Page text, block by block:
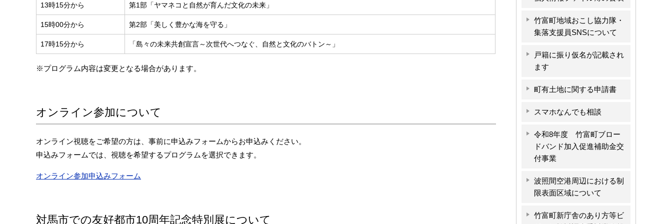
13時15分から 第1部「ヤマネコと自然が育んだ文化の未来」
15時00分から 第2部「美しく豊かな海を守る」
17時15分から 「島々の未来共創宣言～次世代へつなぐ、自然と文化のバトン～」
※プログラム内容は変更となる場合があります。
オンライン参加について
オンライン視聴をご希望の方は、事前に申込みフォームからお申込みください。
申込みフォームでは、視聴を希望するプログラムを選択できます。
オンライン参加申込みフォーム
対馬市での友好都市10周年記念特別展について
竹富町地域おこし協力隊・
集落支援員SNSについて
戸籍に振り仮名が記載され
ます
町有土地に関する申請書
スマホなんでも相談
令和8年度 竹富町ブロー
ドバンド加入促進補助金交
付事業
波照間空港周辺における制
限表面区域について
竹富町新庁舎のあり方等ビ